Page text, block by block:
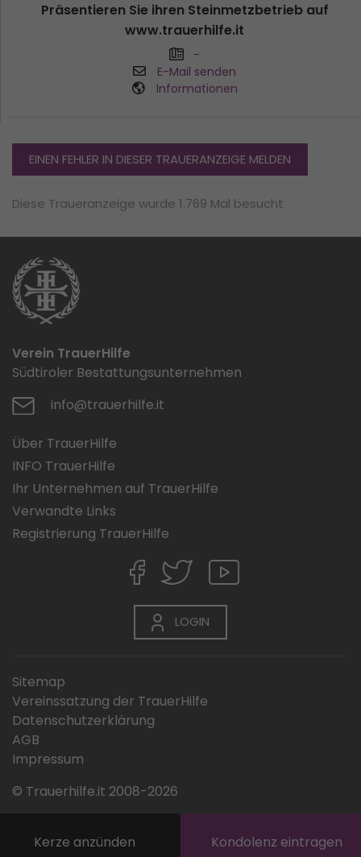
Präsentieren Sie ihren Steinmetzbetrieb auf
www.trauerhilfe.it
-
E-Mail senden
Informationen
EINEN FEHLER IN DIESER TRAUERANZEIGE MELDEN
Diese Traueranzeige wurde 1.769 Mal besucht
Kerze anzünden Kondolenz eintragen
Verein TrauerHilfe
Südtiroler Bestattungsunternehmen
info@trauerhilfe.it
Über TrauerHilfe
INFO TrauerHilfe
Ihr Unternehmen auf TrauerHilfe
Verwandte Links
Registrierung TrauerHilfe
LOGIN
Sitemap
Vereinssatzung der TrauerHilfe
Datenschutzerklärung
AGB
Impressum
© Trauerhilfe.it 2008-2026